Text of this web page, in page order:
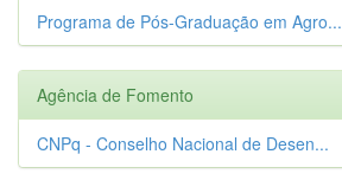
Programa de Pós-Graduação em Agro...
Agência de Fomento
CNPq - Conselho Nacional de Desen...